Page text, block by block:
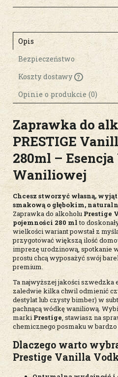
Opis
Bezpieczeństwo
Koszty dostawy
Cena nie zawiera
płatności
Opinie o produkcie (0)
Zaprawka do
PRESTIGE
280ml –
Waniliowej
Chcesz stworzyć własną,
smakową o głębokim,
Zaprawka do alkoholu Prestige
pojemności 280 mlto
wielkości wariant powstał z
przygotować większą ilość
imprezę urodzinową, spotkanie
prostu chcą wyposażyć swój
premium.
Ta najwyższej jakości szwedzka
zaledwie kilka chwil odmienić
destylat lub czysty bimber) w
pachnącą wódkę waniliową.
marki Prestige, stawiasz na
chemicznego posmaku w bardzo
Dlaczego warto
Prestige Vanilla